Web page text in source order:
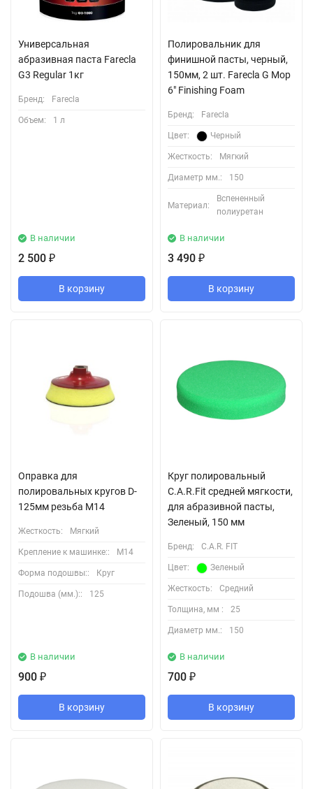
Универсальная
абразивная паста Farecla
G3 Regular 1кг
Бренд: Farecla
Объем: 1 л
В наличии
2 500 ₽
В корзину
Полировальник для
финишной пасты, черный,
150мм, 2 шт. Farecla G Mop
6" Finishing Foam
Бренд: Farecla
Цвет: Черный
Жесткость: Мягкий
Диаметр мм.: 150
Материал:
Вспененный
полиуретан
В наличии
3 490 ₽
В корзину
Оправка для
полировальных кругов D-
125мм резьба М14
Жесткость: Мягкий
Крепление к машинке:: М14
Форма подошвы:: Круг
Подошва (мм.):: 125
В наличии
900 ₽
В корзину
Круг полировальный
C.A.R.Fit средней мягкости,
для абразивной пасты,
Зеленый, 150 мм
Бренд: C.A.R. FIT
Цвет: Зеленый
Жесткость: Средний
Толщина, мм : 25
Диаметр мм.: 150
В наличии
700 ₽
В корзину